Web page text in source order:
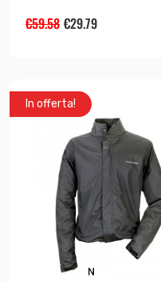
€59.58 €29.79
In offerta!